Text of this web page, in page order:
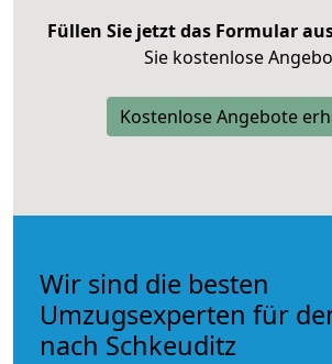
Füllen Sie jetzt das Formular
Sie kostenlose
Kostenlose Angebote
Wir sind die besten
Umzugsexperten für
nach Schkeuditz